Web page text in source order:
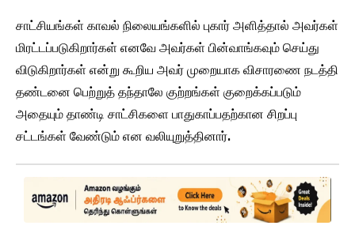
சாட்சியங்கள் காவல் நிலையங்களில் புகார் அளித்தால் அவர்கள்
மிரட்டப்படுகிறார்கள் எனவே அவர்கள் பின்வாங்கவும் செய்து
விடுகிறார்கள் என்று கூறிய அவர் முறையாக விசாரணை நடத்தி
தண்டனை பெற்றுத் தந்தாலே குற்றங்கள் குறைக்கப்படும்
அதையும் தாண்டி சாட்சிகளை பாதுகாப்பதற்கான சிறப்பு
சட்டங்கள் வேண்டும் என வலியுறுத்தினார்.